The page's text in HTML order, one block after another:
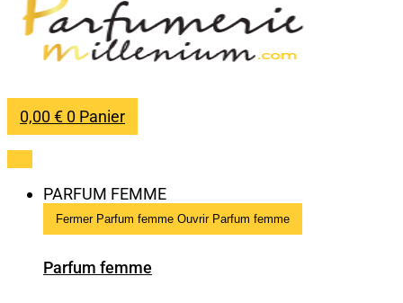
0,00€ 0 Panier
PARFUM FEMME
Fermer Parfum femme Ouvrir Parfum femme
Parfum femme